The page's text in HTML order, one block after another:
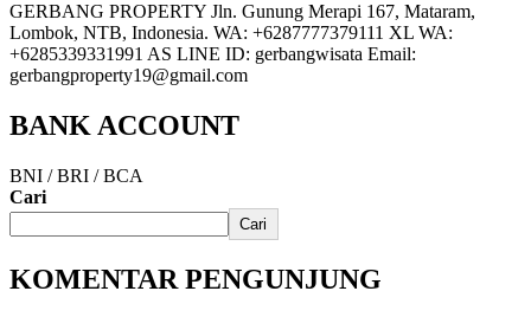
GERBANG PROPERTY Jln. Gunung Merapi 167, Mataram,
Lombok, NTB, Indonesia. WA: +6287777379111 XL WA:
+6285339331991 AS LINE ID: gerbangwisata Email:
gerbangproperty19@gmail.com
BANK ACCOUNT
BNI / BRI / BCA
Cari
Cari
KOMENTAR PENGUNJUNG